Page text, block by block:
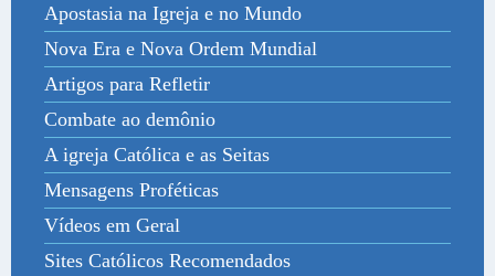
Apostasia na Igreja e no Mundo
Nova Era e Nova Ordem Mundial
Artigos para Refletir
Combate ao demônio
A igreja Católica e as Seitas
Mensagens Proféticas
Vídeos em Geral
Sites Católicos Recomendados